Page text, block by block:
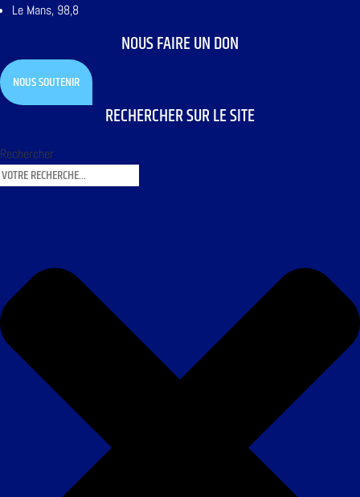
Le Mans, 98,8
NOUS FAIRE UN DON
NOUS SOUTENIR
RECHERCHER SUR LE SITE
Rechercher